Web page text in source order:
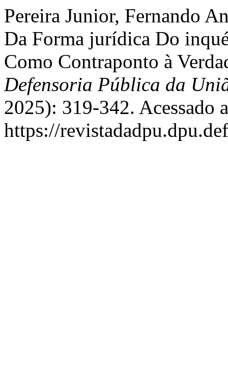
Pereira Junior, Fernando
Da Forma jurídica Do
Como Contraponto à
Defensoria Pública da
2025): 319-342. Acessado
https://